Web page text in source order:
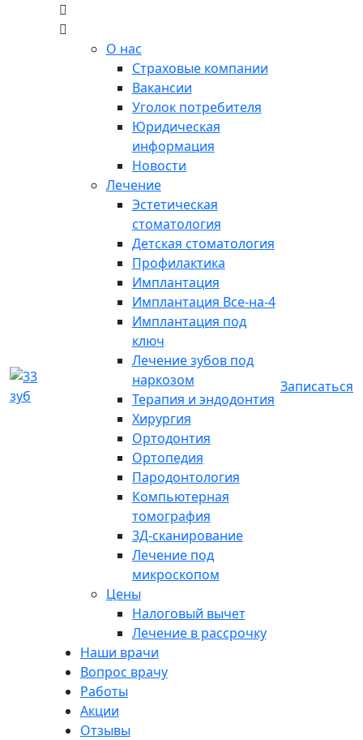
О нас
Страховые компании
Вакансии
Уголок потребителя
Юридическая
информация
Новости
Лечение
Эстетическая
стоматология
Детская стоматология
Профилактика
Имплантация
Имплантация Все-на-4
Имплантация под
ключ
Лечение зубов под
наркозом
Терапия и эндодонтия
Хирургия
Ортодонтия
Ортопедия
Пародонтология
Компьютерная
томография
3Д-сканирование
Лечение под
микроскопом
Цены
Налоговый вычет
Лечение в рассрочку
Наши врачи
Вопрос врачу
Работы
Акции
Отзывы
Записаться